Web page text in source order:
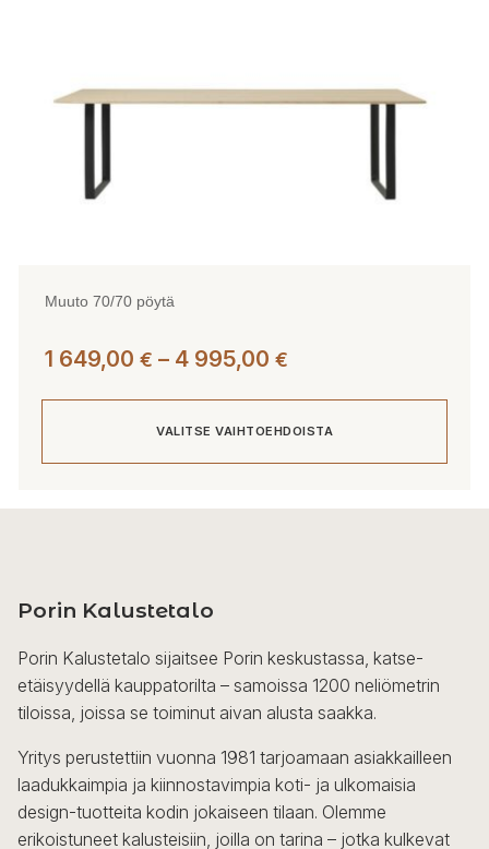
Muuto 70/70 pöytä
1 649,00 € – 4 995,00 €
-
4
VALITSE VAIHTOEHDOISTA
muunnelma.
tehdä
valinnat
tuotteen
sivulla.
Porin Kalustetalo
Porin Kalustetalo sijaitsee Porin keskustassa, katse-
etäisyydellä kauppatorilta – samoissa 1200 neliömetrin
tiloissa, joissa se toiminut aivan alusta saakka.
Yritys perustettiin vuonna 1981 tarjoamaan asiakkailleen
laadukkaimpia ja kiinnostavimpia koti- ja ulkomaisia
design-tuotteita kodin jokaiseen tilaan. Olemme
erikoistuneet kalusteisiin, joilla on tarina – jotka kulkevat